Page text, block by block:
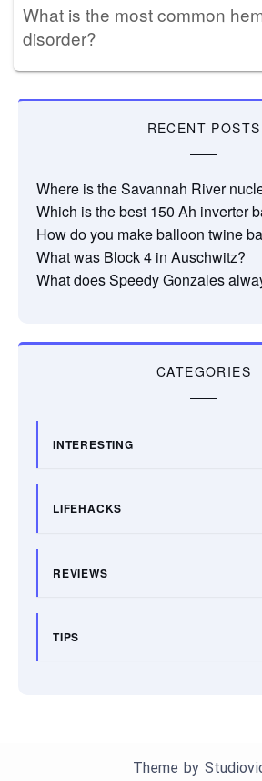
What is the most common
disorder?
RECENT POSTS
Where is the Savannah River
Which is the best 150 Ah inverter
How do you make balloon twine
What was Block 4 in Auschwitz?
What does Speedy Gonzales
CATEGORIES
INTERESTING
LIFEHACKS
REVIEWS
TIPS
Theme by